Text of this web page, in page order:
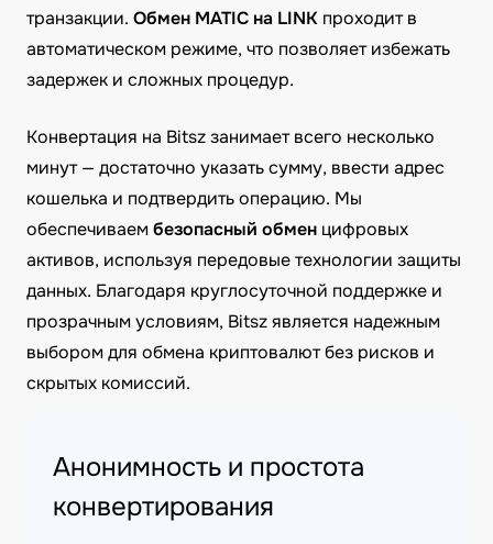
транзакции. Обмен MATIC на LINK проходит в
автоматическом режиме, что позволяет избежать
задержек и сложных процедур.
Конвертация на Bitsz занимает всего несколько
минут — достаточно указать сумму, ввести адрес
кошелька и подтвердить операцию. Мы
обеспечиваембезопасный обмен цифровых
активов, используя передовые технологии защиты
данных. Благодаря круглосуточной поддержке и
прозрачным условиям, Bitsz является надежным
выбором для обмена криптовалют без рисков и
скрытых комиссий.
Анонимность и простота
конвертирования